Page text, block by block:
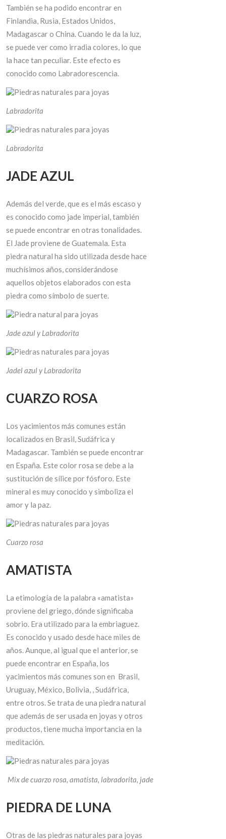
También se ha podido encontrar en
Finlandia, Rusia, Estados Unidos,
Madagascar o China. Cuando le da la luz,
se puede ver como irradia colores, lo que
la hace tan peculiar. Este efecto es
conocido como Labradorescencia.
Labradorita
Labradorita
JADE AZUL
Además del verde, que es el más escaso y
es conocido como jade imperial, también
se puede encontrar en otras tonalidades.
El Jade proviene de Guatemala. Esta
piedra natural ha sido utilizada desde hace
muchísimos años, considerándose
aquellos objetos elaborados con esta
piedra como símbolo de suerte.
Jade azul y Labradorita
Jadel azul y Labradorita
CUARZO ROSA
Los yacimientos más comunes están
localizados en Brasil, Sudáfrica y
Madagascar. También se puede encontrar
en España. Este color rosa se debe a la
sustitución de sílice por fósforo. Este
mineral es muy conocido y simboliza el
amor y la paz.
Cuarzo rosa
AMATISTA
La etimología de la palabra «amatista»
proviene del griego, dónde significaba
sobrio. Era utilizado para la embriaguez.
Es conocido y usado desde hace miles de
años. Aunque, al igual que el anterior, se
puede encontrar en España, los
yacimientos más comunes son en Brasil,
Uruguay, México, Bolivia, , Sudáfrica,
entre otros. Se trata de una piedra natural
que además de ser usada en joyas y otros
productos, tiene mucha importancia en la
meditación.
Mix de cuarzo rosa, amatista, labradorita, jade
PIEDRA DE LUNA
Otras de las piedras naturales para joyas